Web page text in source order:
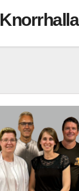
Knorrhalla